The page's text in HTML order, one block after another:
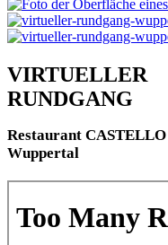
VIRTUELLER
RUNDGANG
Restaurant CASTELLO
Wuppertal